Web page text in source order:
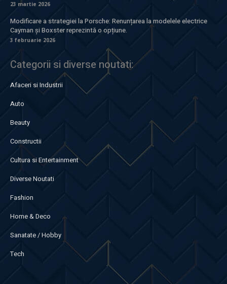
23 martie 2026
Modificare a strategiei la Porsche: Renunțarea la modelele electrice
Cayman și Boxster reprezintă o opțiune.
3 februarie 2026
Categorii si diverse noutati:
Afaceri si Industrii
Auto
Beauty
Constructii
Cultura si Entertainment
Diverse Noutati
Fashion
Home & Deco
Sanatate / Hobby
Tech